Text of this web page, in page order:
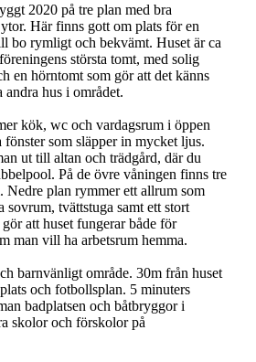
2020 på tre plan med bra
Här finns gott om plats för en
bo rymligt och bekvämt. Huset är ca
största tomt, med solig
en hörntomt som gör att det känns
andra hus i området.
kök, wc och vardagsrum i öppen
fönster som släpper in mycket ljus.
ut till altan och trädgård, där du
På de övre våningen finns tre
Nedre plan rymmer ett allrum som
sovrum, tvättstuga samt ett stort
att huset fungerar både för
man vill ha arbetsrum hemma.
barnvänligt område. 30m från huset
och fotbollsplan. 5 minuters
badplatsen och båtbryggor i
skolor och förskolor på